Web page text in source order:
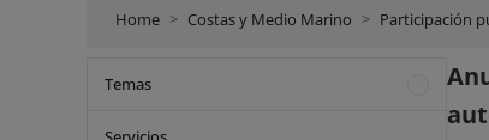
Home Costas y Medio Marino Participación
Temas